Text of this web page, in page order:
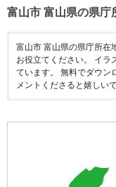
富山市 富山県の県庁
富山市 富山県の県庁所在
お役立てください。 イラ
ています。 無料でダウン
メントくださると嬉しいで